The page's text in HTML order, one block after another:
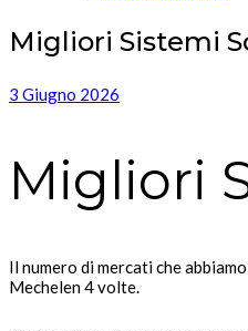
Migliori Sistemi
3 Giugno 2026
Migliori
Il numero di mercati che
Mechelen 4 volte.